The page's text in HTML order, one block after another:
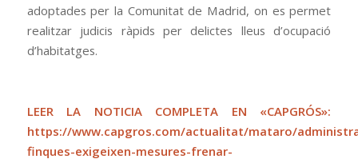
adoptades per la Comunitat de Madrid, on es permet
realitzar judicis ràpids per delictes lleus d’ocupació
d’habitatges.
LEER LA NOTICIA COMPLETA EN «CAPGRÓS»:
https://www.capgros.com/actualitat/mataro/
finques-exigeixen-mesures-frenar-